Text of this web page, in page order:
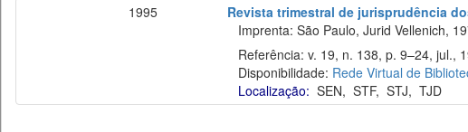
1995
Revista trimestral de jurisprudência
Imprenta: São Paulo, Jurid Vellenich,
Referência: v. 19, n. 138, p. 9–24, jul.,
Disponibilidade: Rede Virtual de
Localização: SEN, STF, STJ, TJD